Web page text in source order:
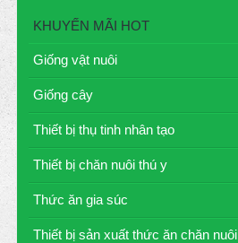
KHUYẾN MÃI HOT
Giống vật nuôi
Giống cây
Thiết bị thụ tinh nhân tạo
Thiết bị chăn nuôi thú y
Thức ăn gia súc
Thiết bị sản xuất thức ăn chăn nuôi